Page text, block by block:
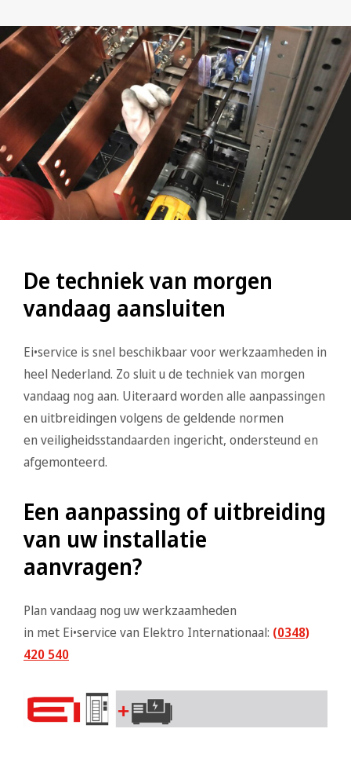
De techniek van morgen
vandaag aansluiten
Ei•service is snel beschikbaar voor werkzaamheden in
heel Nederland. Zo sluit u de techniek van morgen
vandaag nog aan. Uiteraard worden alle aanpassingen
en uitbreidingen volgens de geldende normen
en veiligheidsstandaarden ingericht, ondersteund en
afgemonteerd.
Een aanpassing of uitbreiding
van uw installatie
aanvragen?
Plan vandaag nog uw werkzaamheden
in met Ei•service van Elektro Internationaal: (0348)
420 540